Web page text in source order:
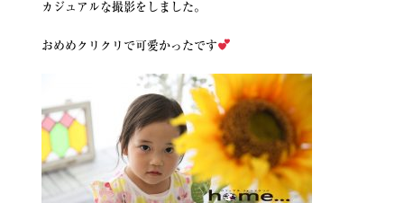
カジュアルな撮影をしました。
おめめクリクリで可愛かったです